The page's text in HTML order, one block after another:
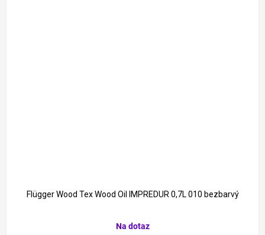
Flügger Wood Tex Wood Oil IMPREDUR 0,7L 010 bezbarvý
hodnocení
Na dotaz